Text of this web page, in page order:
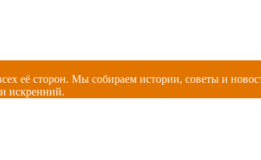
её сторон. Мы собираем истории, советы и
искренний.